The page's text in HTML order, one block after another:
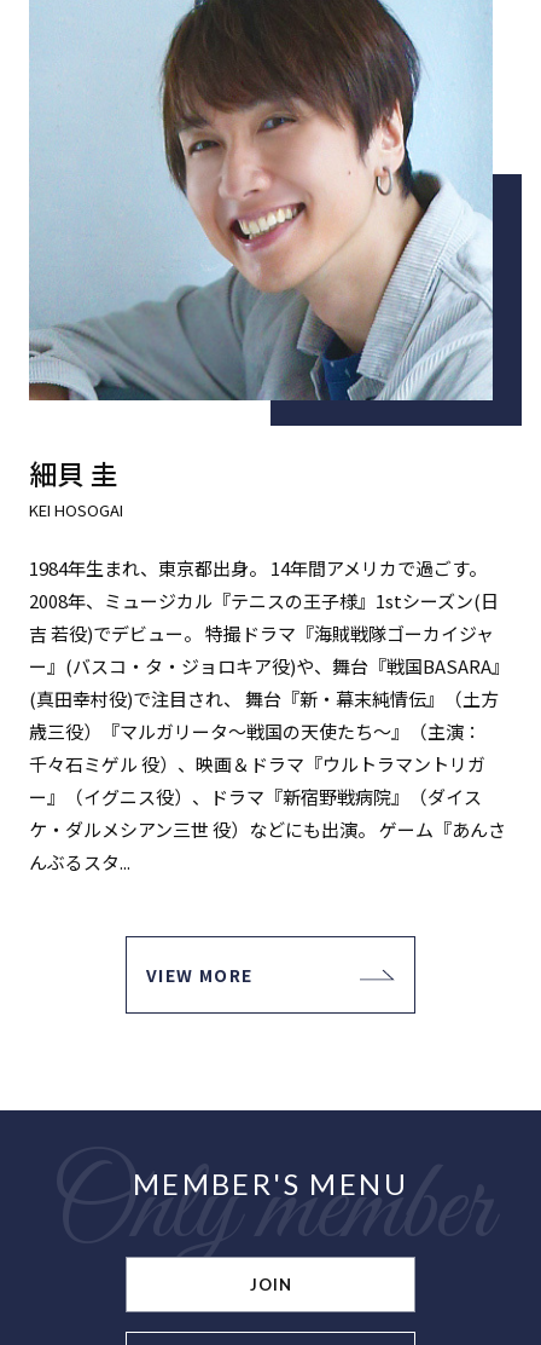
細貝 圭
KEI HOSOGAI
1984年生まれ、東京都出身。 14年間アメリカで過ごす。
2008年、ミュージカル『テニスの王子様』1stシーズン(日
吉 若役)でデビュー。 特撮ドラマ『海賊戦隊ゴーカイジャ
ー』(バスコ・タ・ジョロキア役)や、舞台『戦国BASARA』
(真田幸村役)で注目され、 舞台『新・幕末純情伝』（土方
歳三役）『マルガリータ～戦国の天使たち～』（主演：
千々石ミゲル 役）、映画＆ドラマ『ウルトラマントリガ
ー』（イグニス役）、ドラマ『新宿野戦病院』（ダイス
ケ・ダルメシアン三世 役）などにも出演。 ゲーム『あんさ
んぶるスタ...
VIEW MORE
MEMBER'S MENU
JOIN